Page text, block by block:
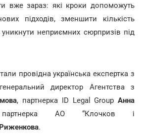
вже зараз: які кроки допоможуть
підходів, зменшити кількість
уникнути неприємних сюрпризів під
провідна українська експертка з
директор Агентства з
, партнерка ID Legal GroupАнна
АО “Клочков і
.